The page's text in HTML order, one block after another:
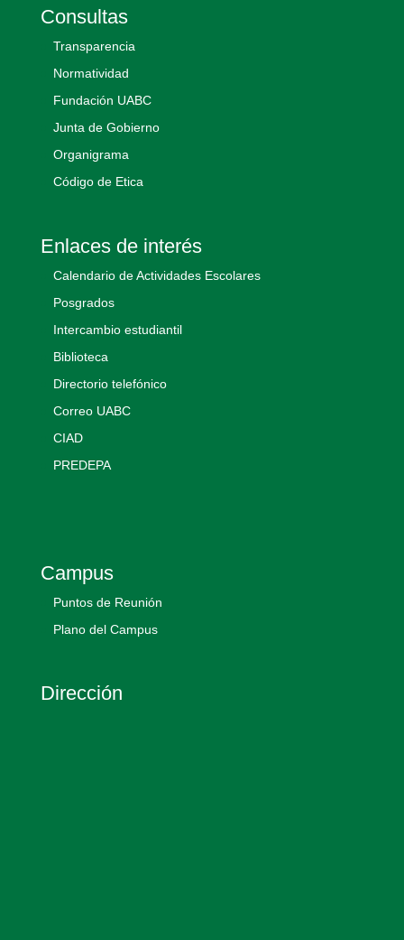
Consultas
Transparencia
Normatividad
Fundación UABC
Junta de Gobierno
Organigrama
Código de Etica
Enlaces de interés
Calendario de Actividades Escolares
Posgrados
Intercambio estudiantil
Biblioteca
Directorio telefónico
Correo UABC
CIAD
PREDEPA
Campus
Puntos de Reunión
Plano del Campus
Dirección